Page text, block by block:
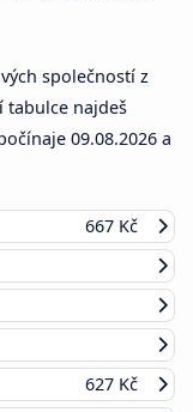
společností z
tabulce najdeš
09.08.2026 a
667 Kč
627 Kč